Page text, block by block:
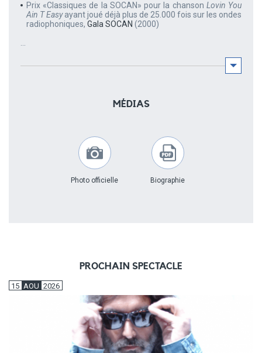
Prix «Classiques de la SOCAN» pour la chanson Lovin You
Ain T Easyayant joué déjà plus de 25.000 fois sur les ondes
radiophoniques, Gala SOCAN (2000)
...
LIRE
MÉDIAS
Photo officielle Biographie
PROCHAIN SPECTACLE
15 AOU 2026